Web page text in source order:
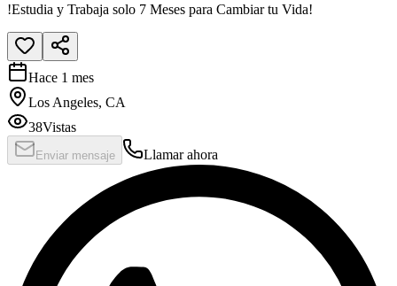
!Estudia y Trabaja solo 7 Meses para Cambiar tu Vida!
Hace 1 mes
Los Angeles, CA
38Vistas
Enviar mensaje Llamar ahora